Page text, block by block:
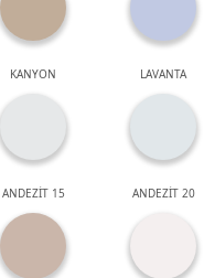
KANYON LAVANTA
ANDEZİT 15 ANDEZİT 20